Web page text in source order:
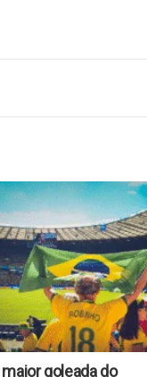
maior goleada do